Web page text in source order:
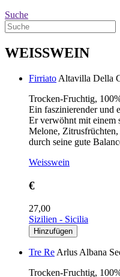
Suche
WEISSWEIN
Firriato Altavilla Della
Trocken-Fruchtig,
Ein faszinierender und
Er verwöhnt mit einem
Melone,
durch seine gute
Weisswein
€
27,00
Sizilien - Sicilia
Tre Re Arlus Albana
Trocken-Fruchtig,